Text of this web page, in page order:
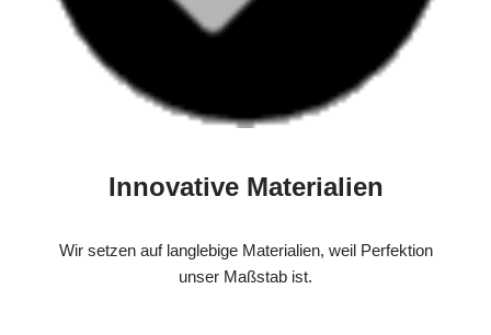
Innovative Materialien
Wir setzen auf langlebige Materialien, weil Perfektion
unser Maßstab ist.